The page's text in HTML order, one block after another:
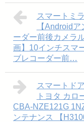
スマートミ
【Android
ーダー前後カメラ
画】10インチスマ
ブレコーダー前…
スマートド
トヨタ カロ
CBA-NZE121G
ンテナンス 【